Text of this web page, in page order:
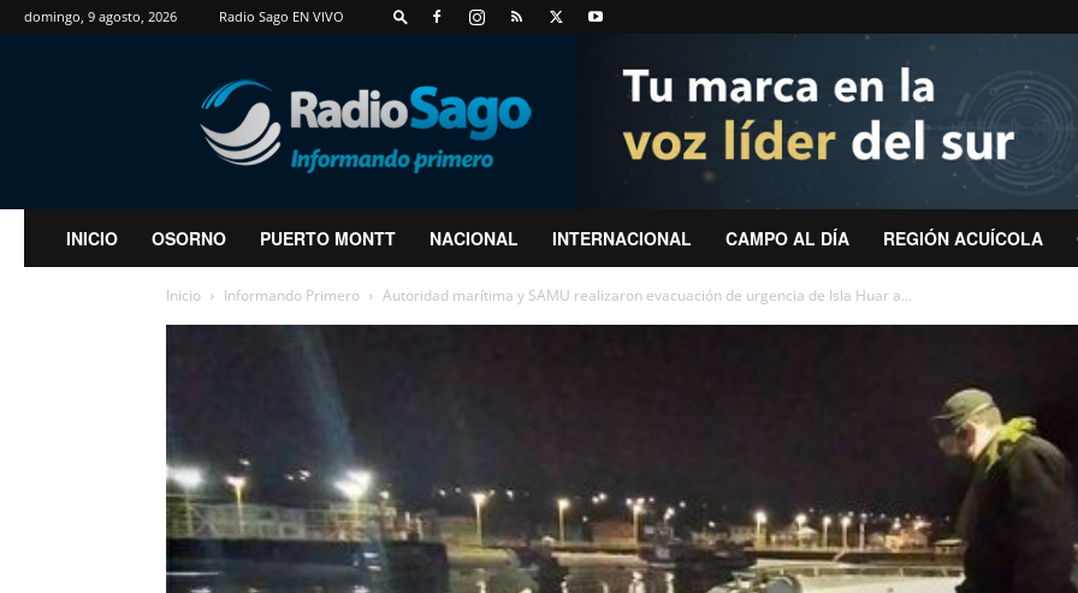
domingo, 9 agosto, 2026 Radio Sago EN VIVO
RadioSago
INICIO OSORNO PUERTO MONTT NACIONAL INTERNACIONAL CAMPO AL DÍA REGIÓN ACUÍCOLA
Inicio Informando Primero Autoridad marítima y SAMU realizaron evacuación de urgencia de Isla Huar a...